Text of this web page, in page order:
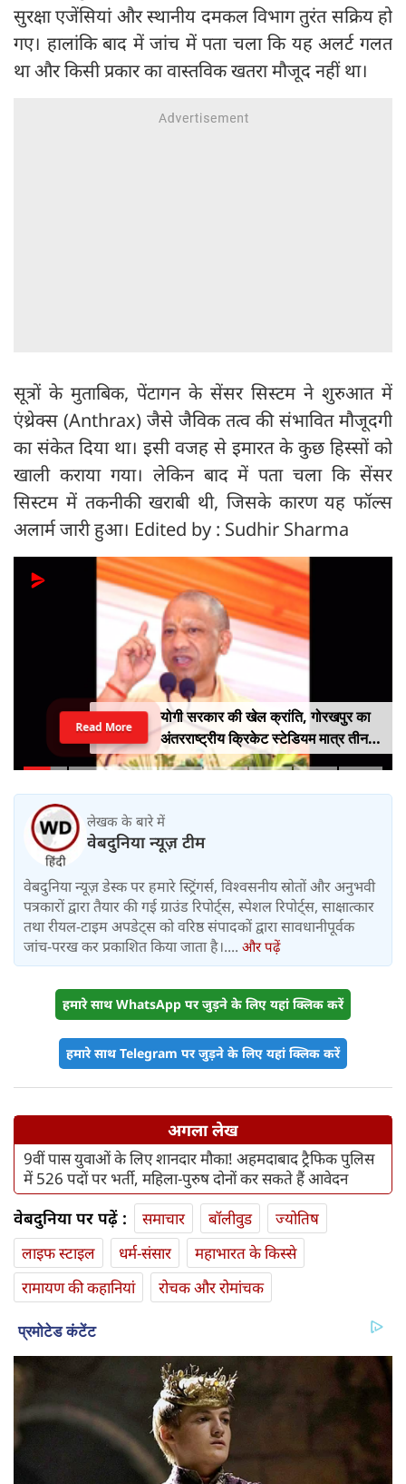
सुरक्षा एजेंसियां और स्थानीय दमकल विभाग तुरंत सक्रिय हो
गए। हालांकि बाद में जांच में पता चला कि यह अलर्ट गलत
था और किसी प्रकार का वास्तविक खतरा मौजूद नहीं था।
सूत्रों के मुताबिक, पेंटागन के सेंसर सिस्टम ने शुरुआत में
एंथ्रेक्स (Anthrax) जैसे जैविक तत्व की संभावित मौजूदगी
का संकेत दिया था। इसी वजह से इमारत के कुछ हिस्सों को
खाली कराया गया। लेकिन बाद में पता चला कि सेंसर
सिस्टम में तकनीकी खराबी थी, जिसके कारण यह फॉल्स
अलार्म जारी हुआ। Edited by : Sudhir Sharma
योगी सरकार की खेल क्रांति, गोरखपुर का
अंतरराष्ट्रीय क्रिकेट स्टेडियम मात्र तीन
महीने में लगभग 20% तैयार
Read More
लेखक के बारे में
वेबदुनिया न्यूज़ टीम
वेबदुनिया न्यूज़ डेस्क पर हमारे स्ट्रिंगर्स, विश्वसनीय स्रोतों और अनुभवी
पत्रकारों द्वारा तैयार की गई ग्राउंड रिपोर्ट्स, स्पेशल रिपोर्ट्स, साक्षात्कार
तथा रीयल-टाइम अपडेट्स को वरिष्ठ संपादकों द्वारा सावधानीपूर्वक
जांच-परख कर प्रकाशित किया जाता है।.... और पढ़ें
हमारे साथ WhatsApp पर जुड़ने के लिए यहां क्लिक करें
हमारे साथ Telegram पर जुड़ने के लिए यहां क्लिक करें
अगला लेख
9वीं पास युवाओं के लिए शानदार मौका! अहमदाबाद ट्रैफिक पुलिस
में 526 पदों पर भर्ती, महिला-पुरुष दोनों कर सकते हैं आवेदन
वेबदुनिया पर पढ़ें : समाचार बॉलीवुड
ज्योतिष
लाइफ स्‍टाइल
धर्म-संसार
महाभारत के किस्से
रामायण की कहानियां
रोचक और रोमांचक